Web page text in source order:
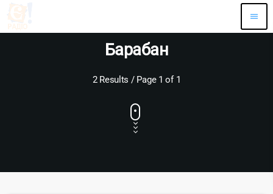
menu
Барабан
2 Results / Page 1 of 1